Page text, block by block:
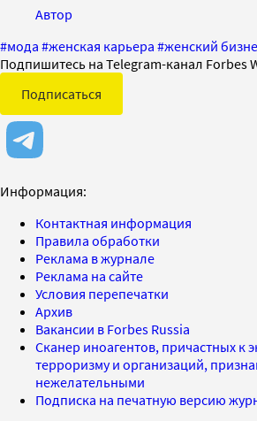
Автор
#мода #женская карьера #женский
Подпишитесь на Telegram-канал Forbes
Подписаться
Информация:
Контактная информация
Правила обработки
Реклама в журнале
Реклама на сайте
Условия перепечатки
Архив
Вакансии в Forbes Russia
Сканер иноагентов, причастных к
терроризму и организаций,
нежелательными
Подписка на печатную версию